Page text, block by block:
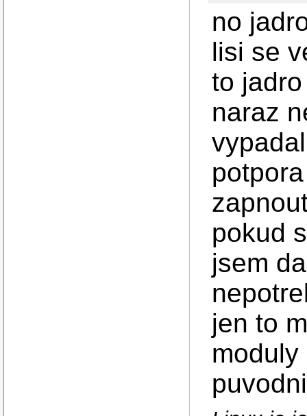
no
lisi se
to
naraz
pokud
jsem
jen to